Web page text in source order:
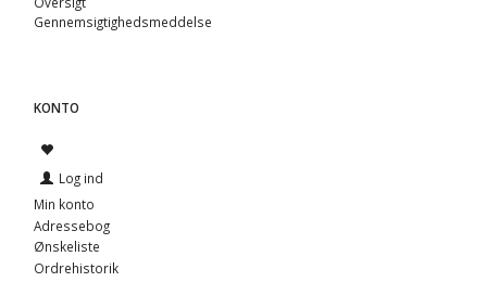
Gennemsigtighedsmeddelse
KONTO
Log ind
Min konto
Adressebog
Ønskeliste
Ordrehistorik